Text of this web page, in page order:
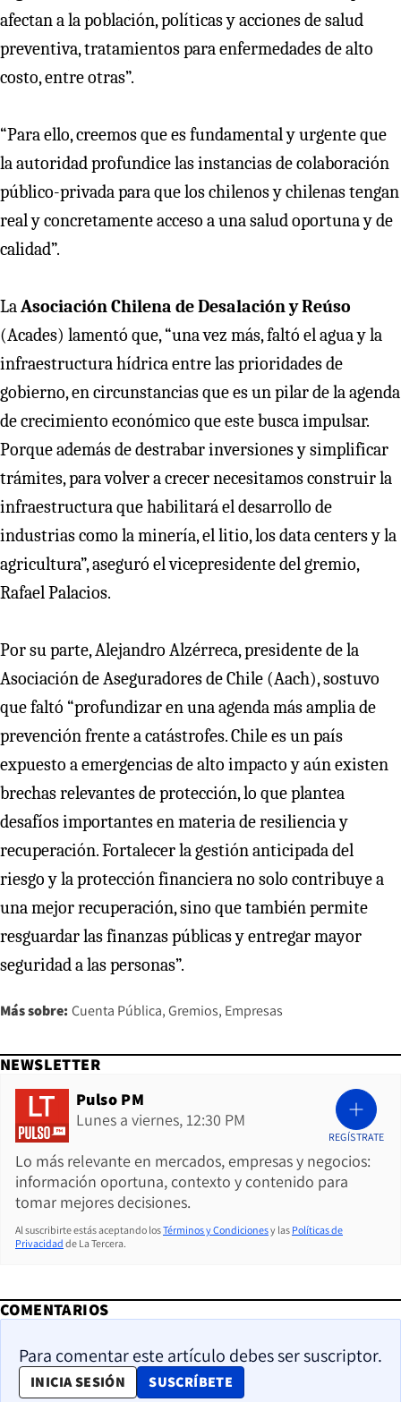
afectan a la población, políticas y acciones de salud
preventiva, tratamientos para enfermedades de alto
costo, entre otras”.
“Para ello, creemos que es fundamental y urgente que
la autoridad profundice las instancias de colaboración
público-privada para que los chilenos y chilenas tengan
real y concretamente acceso a una salud oportuna y de
calidad”.
LaAsociación Chilena de Desalación y Reúso
(Acades) lamentó que, “una vez más, faltó el agua y la
infraestructura hídrica entre las prioridades de
gobierno, en circunstancias que es un pilar de la agenda
de crecimiento económico que este busca impulsar.
Porque además de destrabar inversiones y simplificar
trámites, para volver a crecer necesitamos construir la
infraestructura que habilitará el desarrollo de
industrias como la minería, el litio, los data centers y la
agricultura”, aseguró el vicepresidente del gremio,
Rafael Palacios.
Por su parte, Alejandro Alzérreca, presidente de la
Asociación de Aseguradores de Chile (Aach), sostuvo
que faltó “profundizar en una agenda más amplia de
prevención frente a catástrofes. Chile es un país
expuesto a emergencias de alto impacto y aún existen
brechas relevantes de protección, lo que plantea
desafíos importantes en materia de resiliencia y
recuperación. Fortalecer la gestión anticipada del
riesgo y la protección financiera no solo contribuye a
una mejor recuperación, sino que también permite
resguardar las finanzas públicas y entregar mayor
seguridad a las personas”.
Más sobre: Cuenta Pública Gremios Empresas
NEWSLETTER
Pulso PM
Lunes a viernes, 12:30 PM
Lo más relevante en mercados, empresas y negocios:
información oportuna, contexto y contenido para
tomar mejores decisiones.
REGÍSTRATE
Al suscribirte estás aceptando losTérminos y Condicionesy las Políticas de
Privacidad de La Tercera.
COMENTARIOS
Para comentar este artículo debes ser suscriptor.
INICIA SESIÓN SUSCRÍBETE
OPENS IN NEW WINDOW